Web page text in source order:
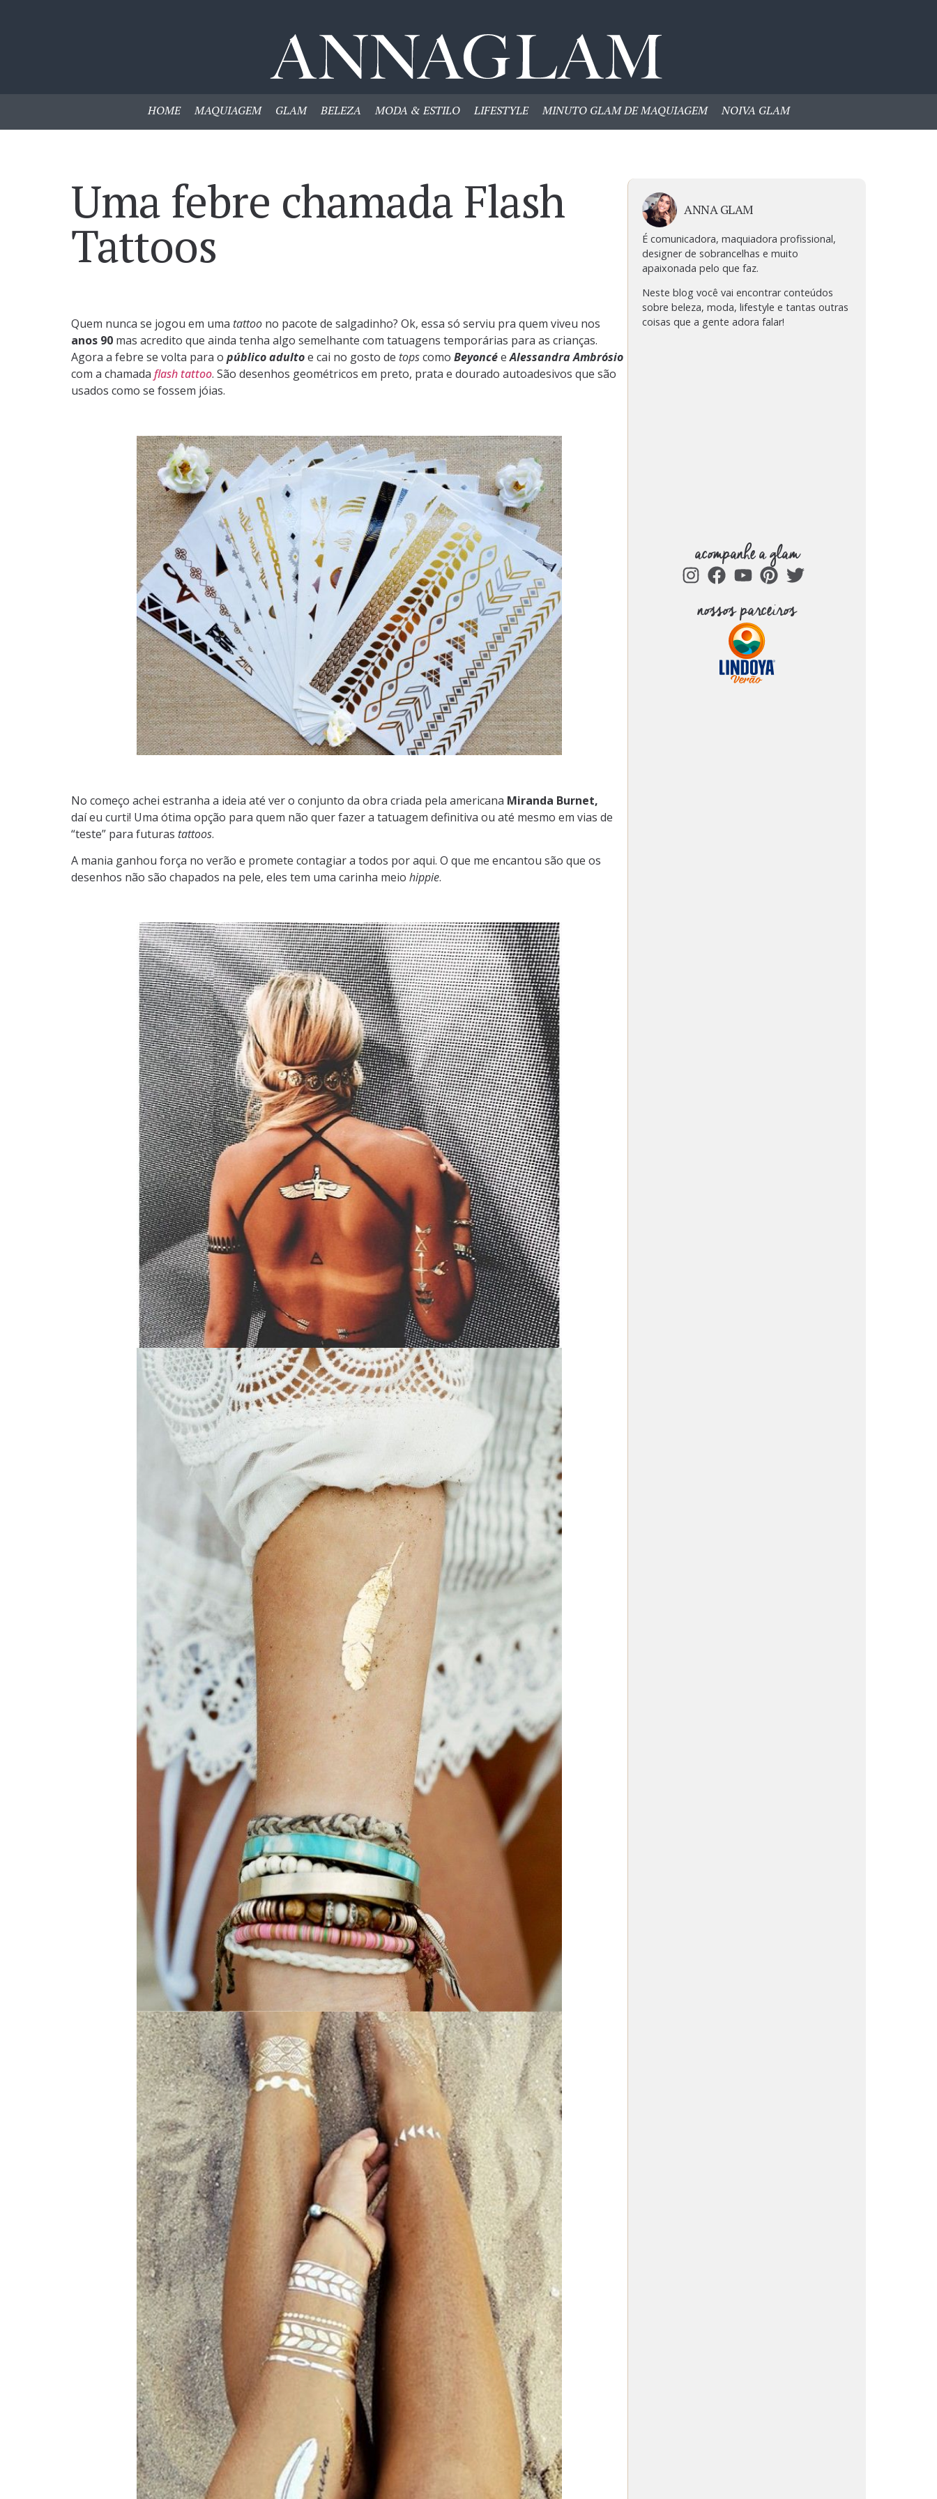
HOME MAQUIAGEM GLAM BELEZA MODA & ESTILO LIFESTYLE MINUTO GLAM DE MAQUIAGEM NOIVA GLAM
Uma febre chamada Flash
Tattoos
Quem nunca se jogou em uma tattoo no pacote de salgadinho? Ok, essa só serviu pra quem viveu nos
anos 90 mas acredito que ainda tenha algo semelhante com tatuagens temporárias para as crianças.
Agora a febre se volta para o público adultoe cai no gosto de topscomo BeyoncéeAlessandra Ambrósio
com a chamada flash tattoo. São desenhos geométricos em preto, prata e dourado autoadesivos que são
usados como se fossem jóias.
No começo achei estranha a ideia até ver o conjunto da obra criada pela americana Miranda Burnet,
daíeu curti! Uma ótima opção para quem não quer fazer a tatuagem definitiva ou até mesmo em vias de
“teste” para futuras tattoos.
A mania ganhou força no verão e promete contagiar a todos por aqui. O que me encantou são que os
desenhos não são chapados na pele, eles tem uma carinha meio hippie.
ANNA GLAM
É comunicadora, maquiadora profissional,
designer de sobrancelhas e muito
apaixonada pelo que faz.
Neste blog você vai encontrar conteúdos
sobre beleza, moda, lifestyle e tantas outras
coisas que a gente adora falar!
acompanhe a glam
nossos parceiros